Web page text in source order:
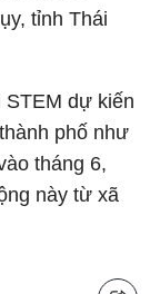
tỉnh Thái
STEM dự kiến
phố như
tháng 6,
này từ xã